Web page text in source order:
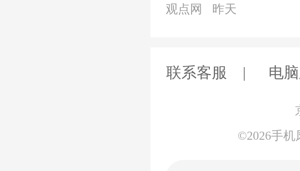
绿城·大连桂语
解，在2019至
《绿城产品谱
”绿城产品体
形成年度《绿
观点网 昨天
联系客服 电
©2026手机